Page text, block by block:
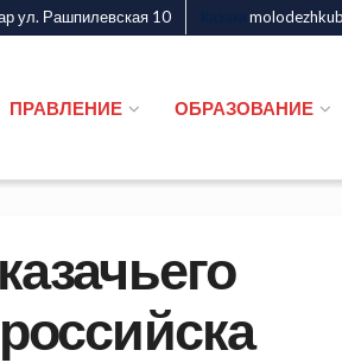
ул. Рашпилевская 10
ПРАВЛЕНИЕ ОБРАЗОВАНИЕ